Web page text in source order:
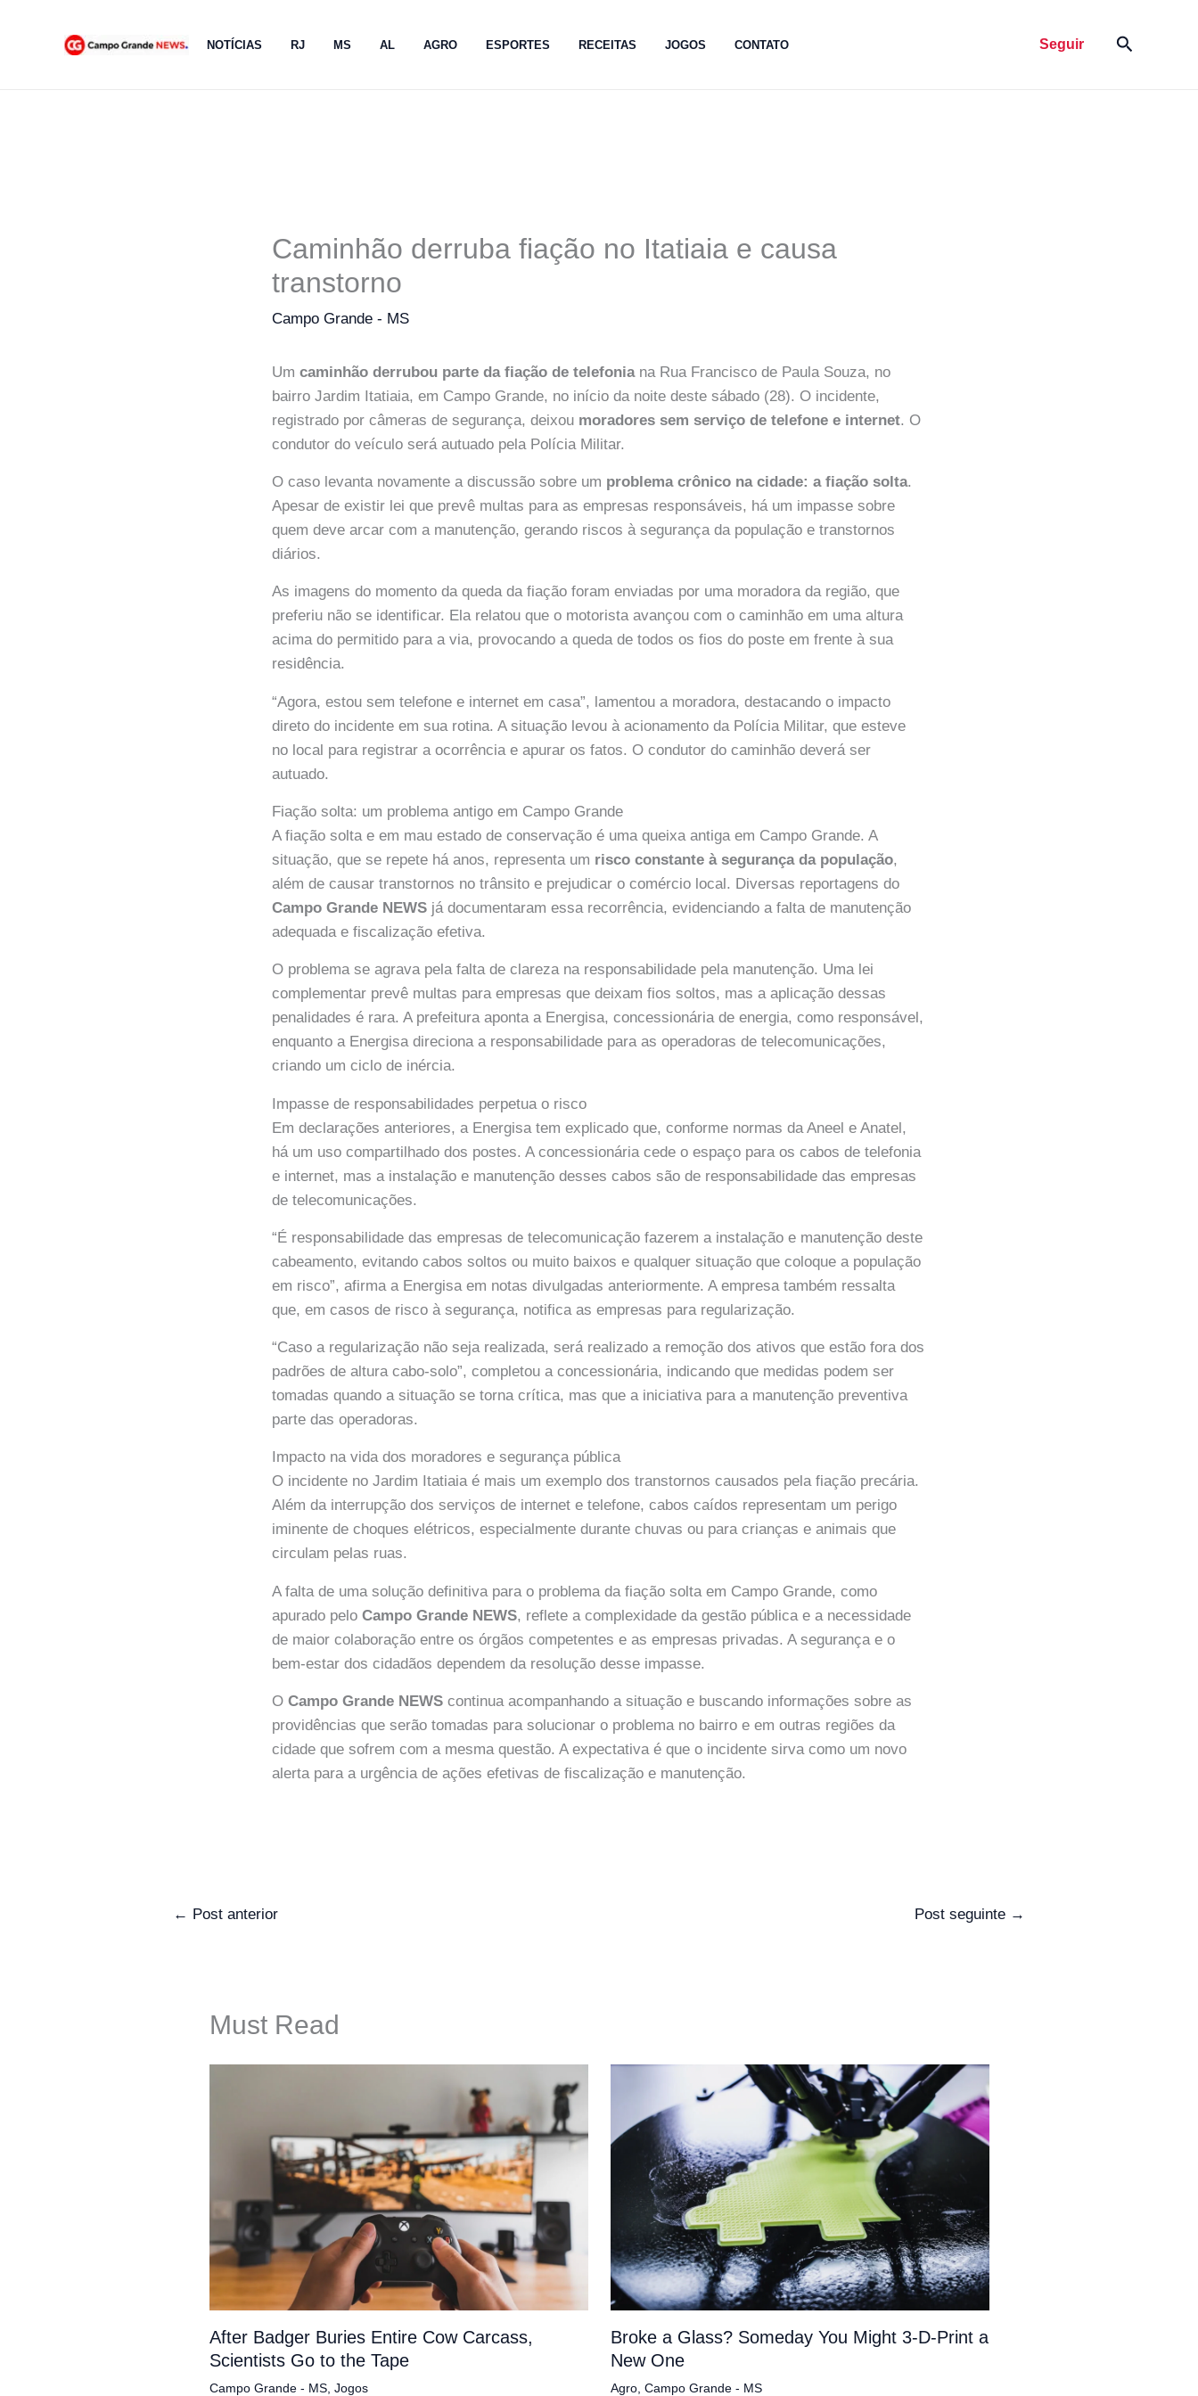
NOTÍCIAS RJ MS AL AGRO ESPORTES RECEITAS JOGOS CONTATO Seguir Pesquisar
Caminhão derruba fiação no Itatiaia e causa
transtorno
Campo Grande - MS
Umcaminhão derrubou parte da fiação de telefoniana Rua Francisco de Paula Souza, no
bairro Jardim Itatiaia, em Campo Grande, no início da noite deste sábado (28). O incidente,
registrado por câmeras de segurança, deixou moradores sem serviço de telefone e internet. O
condutor do veículo será autuado pela Polícia Militar.
O caso levanta novamente a discussão sobre um problema crônico na cidade: a fiação solta.
Apesar de existir lei que prevê multas para as empresas responsáveis, há um impasse sobre
quem deve arcar com a manutenção, gerando riscos à segurança da população e transtornos
diários.
As imagens do momento da queda da fiação foram enviadas por uma moradora da região, que
preferiu não se identificar. Ela relatou que o motorista avançou com o caminhão em uma altura
acima do permitido para a via, provocando a queda de todos os fios do poste em frente à sua
residência.
“Agora, estou sem telefone e internet em casa”, lamentou a moradora, destacando o impacto
direto do incidente em sua rotina. A situação levou à acionamento da Polícia Militar, que esteve
no local para registrar a ocorrência e apurar os fatos. O condutor do caminhão deverá ser
autuado.
Fiação solta: um problema antigo em Campo Grande
A fiação solta e em mau estado de conservação é uma queixa antiga em Campo Grande. A
situação, que se repete há anos, representa um risco constante à segurança da população,
além de causar transtornos no trânsito e prejudicar o comércio local. Diversas reportagens do
Campo Grande NEWS já documentaram essa recorrência, evidenciando a falta de manutenção
adequada e fiscalização efetiva.
O problema se agrava pela falta de clareza na responsabilidade pela manutenção. Uma lei
complementar prevê multas para empresas que deixam fios soltos, mas a aplicação dessas
penalidades é rara. A prefeitura aponta a Energisa, concessionária de energia, como responsável,
enquanto a Energisa direciona a responsabilidade para as operadoras de telecomunicações,
criando um ciclo de inércia.
Impasse de responsabilidades perpetua o risco
Em declarações anteriores, a Energisa tem explicado que, conforme normas da Aneel e Anatel,
há um uso compartilhado dos postes. A concessionária cede o espaço para os cabos de telefonia
e internet, mas a instalação e manutenção desses cabos são de responsabilidade das empresas
de telecomunicações.
“É responsabilidade das empresas de telecomunicação fazerem a instalação e manutenção deste
cabeamento, evitando cabos soltos ou muito baixos e qualquer situação que coloque a população
em risco”, afirma a Energisa em notas divulgadas anteriormente. A empresa também ressalta
que, em casos de risco à segurança, notifica as empresas para regularização.
“Caso a regularização não seja realizada, será realizado a remoção dos ativos que estão fora dos
padrões de altura cabo-solo”, completou a concessionária, indicando que medidas podem ser
tomadas quando a situação se torna crítica, mas que a iniciativa para a manutenção preventiva
parte das operadoras.
Impacto na vida dos moradores e segurança pública
O incidente no Jardim Itatiaia é mais um exemplo dos transtornos causados pela fiação precária.
Além da interrupção dos serviços de internet e telefone, cabos caídos representam um perigo
iminente de choques elétricos, especialmente durante chuvas ou para crianças e animais que
circulam pelas ruas.
A falta de uma solução definitiva para o problema da fiação solta em Campo Grande, como
apurado peloCampo Grande NEWS, reflete a complexidade da gestão pública e a necessidade
de maior colaboração entre os órgãos competentes e as empresas privadas. A segurança e o
bem-estar dos cidadãos dependem da resolução desse impasse.
OCampo Grande NEWS continua acompanhando a situação e buscando informações sobre as
providências que serão tomadas para solucionar o problema no bairro e em outras regiões da
cidade que sofrem com a mesma questão. A expectativa é que o incidente sirva como um novo
alerta para a urgência de ações efetivas de fiscalização e manutenção.
← Post anterior Post seguinte →
Must Read
After Badger Buries Entire Cow Carcass,
Scientists Go to the Tape
Campo Grande - MS, Jogos
Broke a Glass? Someday You Might 3-D-Print a
New One
Agro, Campo Grande - MS